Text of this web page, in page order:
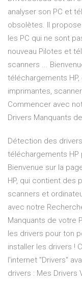
analyser son PC et
obsolètes. Il
les PC qui ne sont
nouveau Pilotes et
scanners ...
téléchargements
imprimantes,
Commencer avec
Drivers Manquants
Détection des
téléchargements HP
Bienvenue sur la
HP, qui contient des
scanners et
avec notre
Manquants de votre
les drivers pour ton
installer les drivers !
l'internet "Drivers"
drivers : Mes Drivers